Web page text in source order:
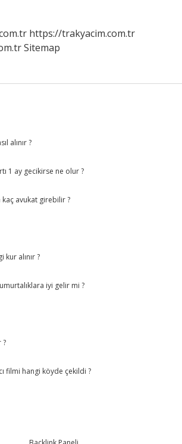
https://trakyacim.com.tr
Sitemap
alınır ?
1 ay gecikirse ne olur ?
avukat girebilir ?
kur alınır ?
iyi gelir mi ?
?
filmi hangi köyde çekildi ?